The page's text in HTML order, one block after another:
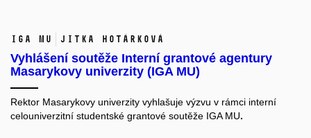
IGA MU Jitka Hotárková
Vyhlášení soutěže Interní grantové agentury
Masarykovy univerzity (IGA MU)
Rektor Masarykovy univerzity vyhlašuje výzvu v rámci interní
celouniverzitní studentské grantové soutěže IGA MU.